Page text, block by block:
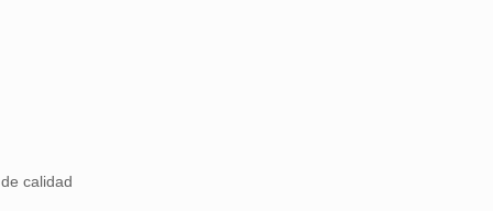
calidad